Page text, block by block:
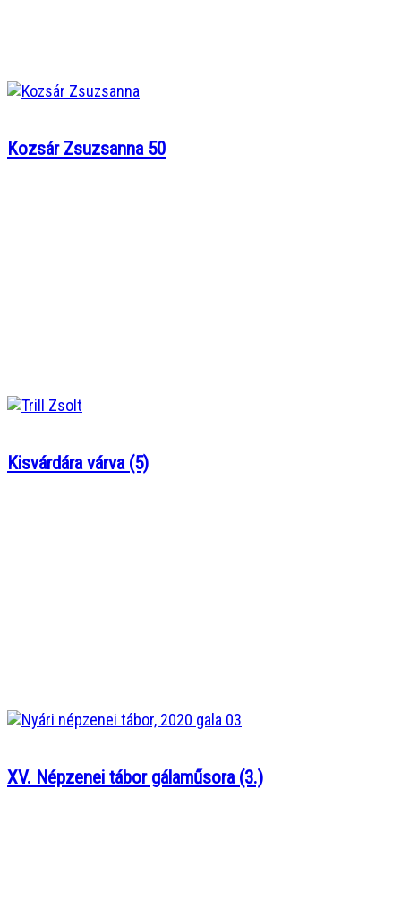
Kozsár Zsuzsanna 50
Kisvárdára várva (5)
XV. Népzenei tábor gálaműsora (3.)